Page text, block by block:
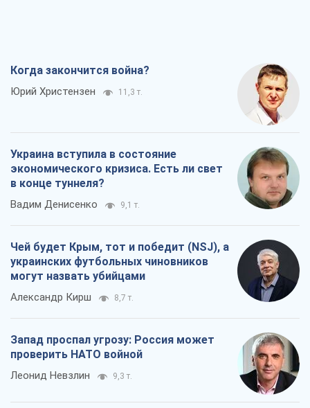
Когда закончится война?
Юрий Христензен 11,3 т.
Украина вступила в состояние
экономического кризиса. Есть ли свет
в конце туннеля?
Вадим Денисенко 9,1 т.
Чей будет Крым, тот и победит (NSJ), а
украинских футбольных чиновников
могут назвать убийцами
Александр Кирш 8,7 т.
Запад проспал угрозу: Россия может
проверить НАТО войной
Леонид Невзлин 9,3 т.